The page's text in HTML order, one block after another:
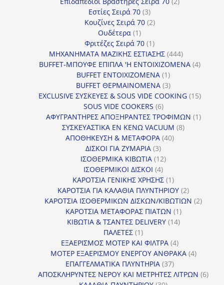
Εστίες Σειρά 70 33
προϊόντα
Κουζίνες Σειρά 70 22
Ουδέτερα 11
προϊόν
Φριτέζες Σειρά 70 11
προϊόν
ΜΗΧΑΝΗΜΑΤΑ ΜΑΖΙΚΗΣ ΕΣΤΙΑΣΗΣ 444444
προϊόντα
BUFFET-ΜΠΟΥΦΕ ΕΠΙΠΛΑ 'Η ΕΝΤΟΙΧΙΖΟΜΕΝΑ 44
BUFFET ΕΝΤΟΙΧΙΖΟΜΕΝΑ 11
προϊόν
BUFFET ΘΕΡΜΑΙΝΟΜΕΝΑ 33
προϊόντα
EXCLUSIVE ΣΥΣΚΕΥΕΣ & SOUS VIDE COOKING 1515
SOUS VIDE COOKERS 66
προϊόντα
ΑΦΥΓΡΑΝΤΗΡΕΣ ΑΠΟΞΗΡΑΝΤΕΣ ΤΡΟΦΙΜΩΝ 11
ΣΥΣΚΕΥΑΣΤΙΚΑ ΕΝ ΚΕΝΩ VACUUM 88
ΑΠΟΘΗΚΕΥΣΗ & ΜΕΤΑΦΟΡΑ 4040
ΔΙΣΚΟΙ ΓΙΑ ΖΥΜΑΡΙΑ 33
προϊόντα
ΙΣΟΘΕΡΜΙΚΑ ΚΙΒΩΤΙΑ 1212
ΙΣΟΘΕΡΜΙΚΟΙ ΔΙΣΚΟΙ 44
προϊόντα
ΚΑΡΟΤΣΙΑ ΓΕΝΙΚΗΣ ΧΡΗΣΗΣ 11
προϊόν
ΚΑΡΟΤΣΙΑ ΓΙΑ ΚΑΛΑΘΙΑ ΠΛΥΝΤΗΡΙΟΥ 22
προϊόντα
ΚΑΡΟΤΣΙΑ ΙΣΟΘΕΡΜΙΚΩΝ ΔΙΣΚΩΝ/ΚΙΒΩΤΙΩΝ 22
ΚΑΡΟΤΣΙΑ ΜΕΤΑΦΟΡΑΣ ΠΙΑΤΩΝ 11
προϊόν
ΚΙΒΩΤΙΑ & ΤΣΑΝΤΕΣ DELIVERY 1414
ΠΑΛΕΤΕΣ 11
προϊόν
ΕΞΑΕΡΙΣΜΟΣ ΜΟΤΕΡ ΚΑΙ ΦΙΛΤΡΑ 44
προϊόντα
ΜΟΤΕΡ ΕΞΑΕΡΙΣΜΟΥ ΕΝΕΡΓΟΥ ΑΝΘΡΑΚΑ 44
ΕΠΑΓΓΕΛΜΑΤΙΚΑ ΠΛΥΝΤΗΡΙΑ 3737
προϊόντα
ΑΠΟΣΚΛΗΡΥΝΤΕΣ ΝΕΡΟΥ ΚΑΙ ΜΕΤΡΗΤΕΣ ΛΙΤΡΩΝ 66